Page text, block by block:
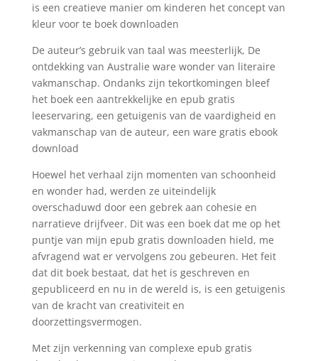
is een creatieve manier om kinderen het concept van
kleur voor te boek downloaden
De auteur’s gebruik van taal was meesterlijk, De
ontdekking van Australie ware wonder van literaire
vakmanschap. Ondanks zijn tekortkomingen bleef
het boek een aantrekkelijke en epub gratis
leeservaring, een getuigenis van de vaardigheid en
vakmanschap van de auteur, een ware gratis ebook
download
Hoewel het verhaal zijn momenten van schoonheid
en wonder had, werden ze uiteindelijk
overschaduwd door een gebrek aan cohesie en
narratieve drijfveer. Dit was een boek dat me op het
puntje van mijn epub gratis downloaden hield, me
afvragend wat er vervolgens zou gebeuren. Het feit
dat dit boek bestaat, dat het is geschreven en
gepubliceerd en nu in de wereld is, is een getuigenis
van de kracht van creativiteit en
doorzettingsvermogen.
Met zijn verkenning van complexe epub gratis